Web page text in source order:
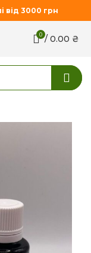
0 / 0.00 ₴
від 3000 грн